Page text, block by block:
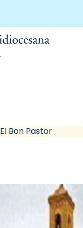
El Bon Pastor